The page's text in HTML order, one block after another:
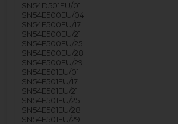
SN54D501EU/01
SN54E500EU/04
SN54E500EU/17
SN54E500EU/21
SN54E500EU/25
SN54E500EU/28
SN54E500EU/29
SN54E501EU/01
SN54E501EU/17
SN54E501EU/21
SN54E501EU/25
SN54E501EU/28
SN54E501EU/29